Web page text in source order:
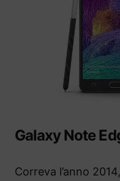
Galaxy Note
Correva l’anno